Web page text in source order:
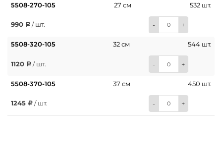
5508-270-105
27 см 532 шт.
990 / шт. - +
5508-320-105 32 см 544 шт.
1120 / шт. - +
5508-370-105 37 см 450 шт.
1245 / шт. - +